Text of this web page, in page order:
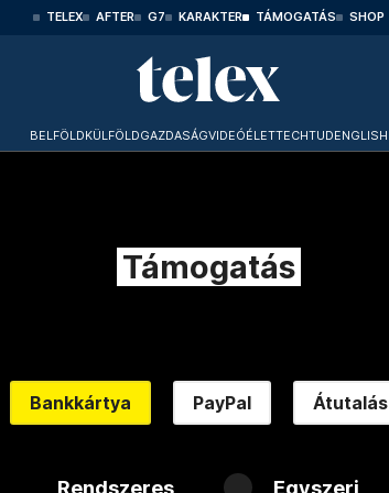
TELEX AFTER G7 KARAKTER TÁMOGATÁS SHOP
BELFÖLDKÜLFÖLDGAZDASÁGVIDEÓÉLETTECHTUDENGLISH
Támogatás
Bankkártya PayPal Átutalás
Rendszeres Egyszeri